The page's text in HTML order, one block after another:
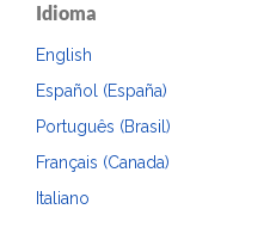
Idioma
English
Español (España)
Português (Brasil)
Français (Canada)
Italiano